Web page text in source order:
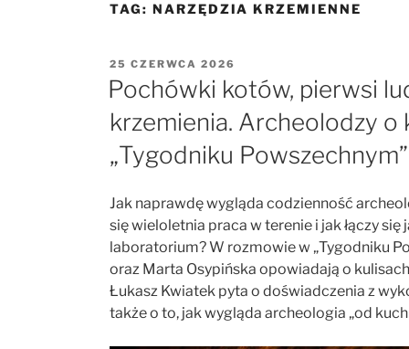
TAG: NARZĘDZIA KRZEMIENNE
OPUBLIKOWANE
W
25 CZERWCA 2026
Pochówki kotów, pierwsi
krzemienia. Archeolodzy o
„Tygodniku Powszechnym”
Jak naprawdę wygląda codzienność
się wieloletnia praca w terenie i jak łączy
laboratorium? W rozmowie w „Tygodniku
oraz Marta Osypińska opowiadają o
Łukasz Kwiatek pyta o doświadczenia z
także o to, jak wygląda archeologia „od